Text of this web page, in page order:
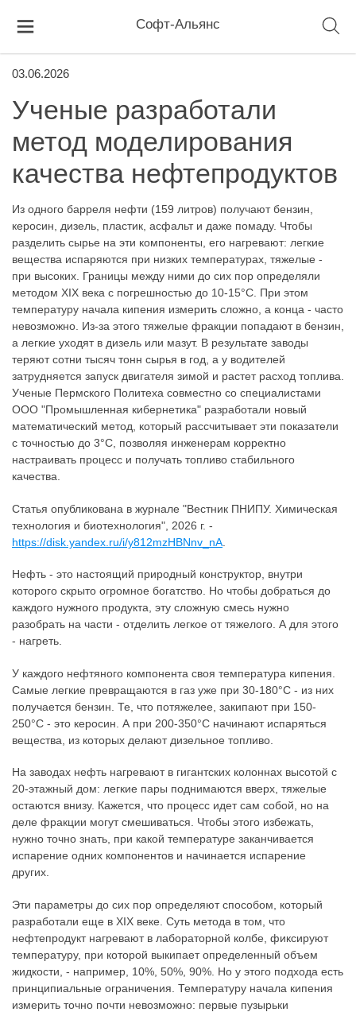
Софт-Альянс
03.06.2026
Ученые разработали
метод моделирования
качества нефтепродуктов
Из одного барреля нефти (159 литров) получают бензин,
керосин, дизель, пластик, асфальт и даже помаду. Чтобы
разделить сырье на эти компоненты, его нагревают: легкие
вещества испаряются при низких температурах, тяжелые -
при высоких. Границы между ними до сих пор определяли
методом XIX века с погрешностью до 10-15°C. При этом
температуру начала кипения измерить сложно, а конца - часто
невозможно. Из-за этого тяжелые фракции попадают в бензин,
а легкие уходят в дизель или мазут. В результате заводы
теряют сотни тысяч тонн сырья в год, а у водителей
затрудняется запуск двигателя зимой и растет расход топлива.
Ученые Пермского Политеха совместно со специалистами
ООО "Промышленная кибернетика" разработали новый
математический метод, который рассчитывает эти показатели
с точностью до 3°C, позволяя инженерам корректно
настраивать процесс и получать топливо стабильного
качества.
Статья опубликована в журнале "Вестник ПНИПУ. Химическая
технология и биотехнология", 2026 г. -
https://disk.yandex.ru/i/y812mzHBNnv_nA
Нефть - это настоящий природный конструктор, внутри
которого скрыто огромное богатство. Но чтобы добраться до
каждого нужного продукта, эту сложную смесь нужно
разобрать на части - отделить легкое от тяжелого. А для этого
- нагреть.
У каждого нефтяного компонента своя температура кипения.
Самые легкие превращаются в газ уже при 30-180°C - из них
получается бензин. Те, что потяжелее, закипают при 150-
250°C - это керосин. А при 200-350°C начинают испаряться
вещества, из которых делают дизельное топливо.
На заводах нефть нагревают в гигантских колоннах высотой с
20-этажный дом: легкие пары поднимаются вверх, тяжелые
остаются внизу. Кажется, что процесс идет сам собой, но на
деле фракции могут смешиваться. Чтобы этого избежать,
нужно точно знать, при какой температуре заканчивается
испарение одних компонентов и начинается испарение
других.
Эти параметры до сих пор определяют способом, который
разработали еще в XIX веке. Суть метода в том, что
нефтепродукт нагревают в лабораторной колбе, фиксируют
температуру, при которой выкипает определенный объем
жидкости, - например, 10%, 50%, 90%. Но у этого подхода есть
принципиальные ограничения. Температуру начала кипения
измерить точно почти невозможно: первые пузырьки